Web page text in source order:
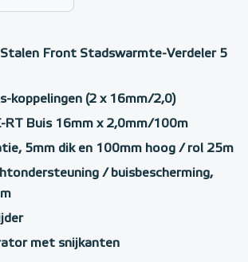
Stalen Front Stadswarmte-Verdeler 5
koppelingen (2 x 16mm/2,0)
RT Buis 16mm x 2,0mm/100m
5mm dik en 100mm hoog / rol 25m
/ buisbescherming,
met snijkanten